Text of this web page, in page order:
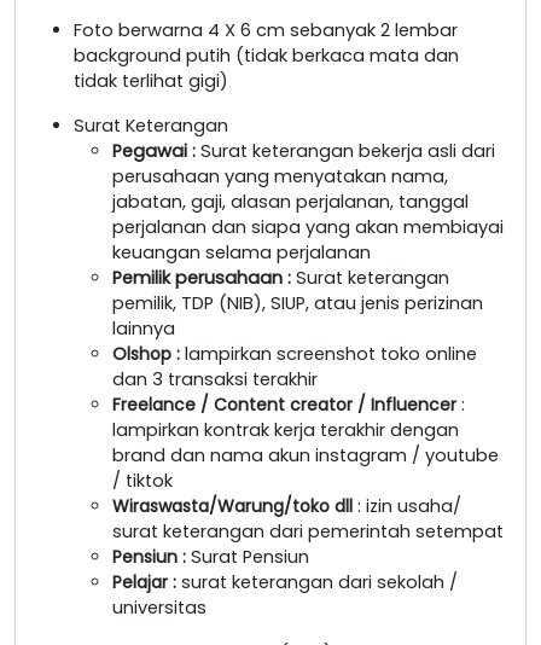
Foto berwarna 4 X 6 cm sebanyak 2 lembar
background putih (tidak berkaca mata dan
tidak terlihat gigi)
Surat Keterangan
Pegawai : Surat keterangan bekerja asli dari
perusahaan yang menyatakan nama,
jabatan, gaji, alasan perjalanan, tanggal
perjalanan dan siapa yang akan membiayai
keuangan selama perjalanan
Pemilik perusahaan : Surat keterangan
pemilik, TDP (NIB), SIUP, atau jenis perizinan
lainnya
Olshop : lampirkan screenshot toko online
dan 3 transaksi terakhir
Freelance / Content creator / Influencer :
lampirkan kontrak kerja terakhir dengan
brand dan nama akun instagram / youtube
/ tiktok
Wiraswasta/Warung/toko dll : izin usaha/
surat keterangan dari pemerintah setempat
Pensiun : Surat Pensiun
Pelajar : surat keterangan dari sekolah /
universitas